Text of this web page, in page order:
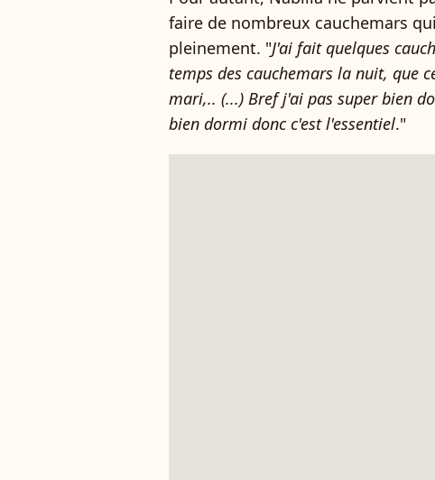
faire de nombreux cauchemars
pleinement. "J'ai fait quelques
temps des cauchemars la nuit, que
mari,.. (...) Bref j'ai pas super bien
bien dormi donc c'est l'essentiel."